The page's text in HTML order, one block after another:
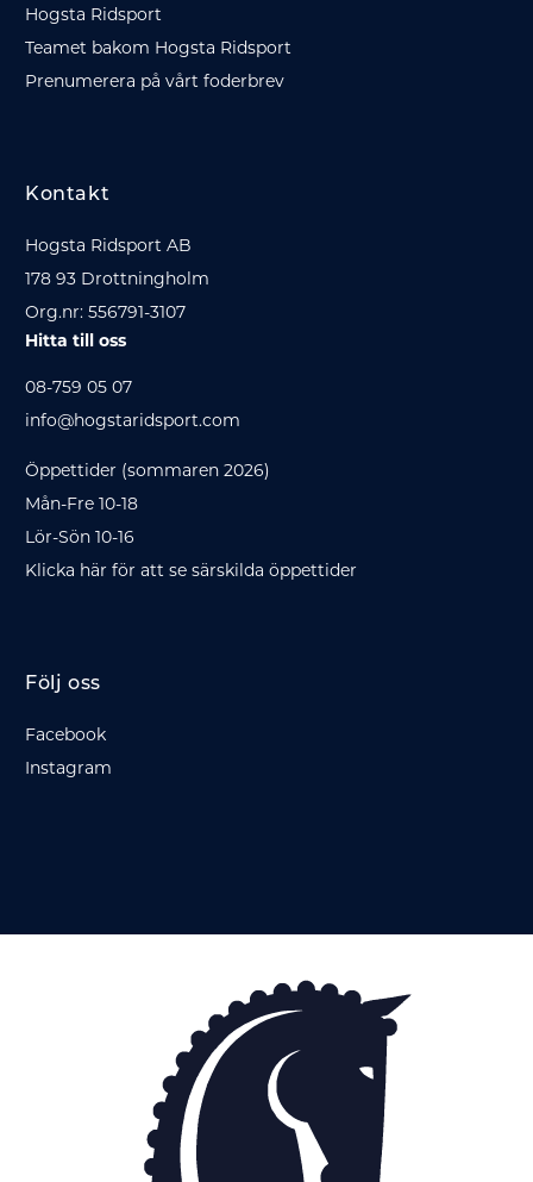
Hogsta Ridsport
Teamet bakom Hogsta Ridsport
Prenumerera på vårt foderbrev
Kontakt
Hogsta Ridsport AB
178 93 Drottningholm
Org.nr: 556791-3107
Hitta till oss
08-759 05 07
info@hogstaridsport.com
Öppettider (sommaren 2026)
Mån-Fre 10-18
Lör-Sön 10-16
Klicka här för att se särskilda öppettider
Följ oss
Facebook
Instagram